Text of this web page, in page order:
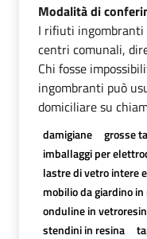
Modalità di
I rifiuti ingombranti
centri comunali,
Chi fosse
ingombranti può
domiciliare su
damigiane
grosse
imballaggi per
lastre di vetro intere
mobilio da giardino in
onduline in
stendini in resina